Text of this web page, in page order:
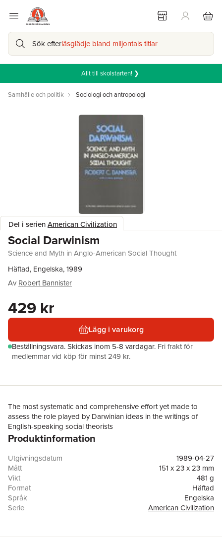
Sök efterläsglädje bland miljontals titlar
Allt till skolstarten! ❯
Samhälle och politik Sociologi och antropologi
Del i serienAmerican Civilization
Social Darwinism
Science and Myth in Anglo-American Social Thought
Häftad, Engelska, 1989
Av Robert Bannister
429 kr
Lägg i varukorg
Beställningsvara.Skickas inom 5-8 vardagar. Fri frakt för
medlemmar vid köp för minst 249 kr.
The most systematic and comprehensive effort yet made to
assess the role played by Darwinian ideas in the writings of
English-speaking social theorists
Produktinformation
Utgivningsdatum
1989-04-27
Mått
151 x 23 x 23 mm
Vikt
481 g
Format
Häftad
Språk
Engelska
Serie
American Civilization
ISBN
9780877225669